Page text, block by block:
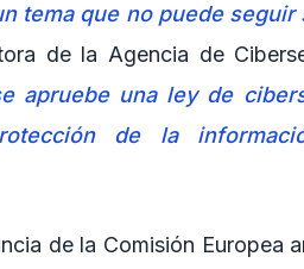
tema que no puede
de la Agencia de
apruebe una ley de
de la
de la Comisión Europea